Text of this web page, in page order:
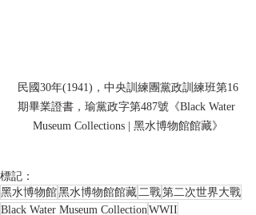
民國30年(1941)，中央訓練團黨政訓練班第16
期畢業證書，瑜黨政字第487號《Black Water
Museum Collections | 黑水博物館館藏》
標記：
黑水博物館黑水博物館館藏二戰第二次世界大戰
Black Water Museum CollectionWWII